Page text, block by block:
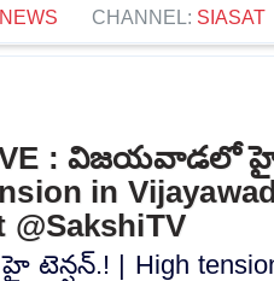
NEWS CHANNEL: SIASAT
: విజయవాడలో హై
in
⁨@SakshiTV⁩
| High tension